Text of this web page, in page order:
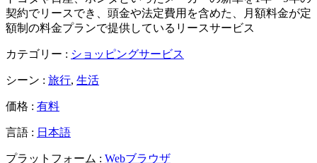
契約でリースでき、頭金や法定費用を含めた、月額料金が定
額制の料金プランで提供しているリースサービス
カテゴリー : ショッピングサービス
シーン : 旅行, 生活
価格 : 有料
言語 : 日本語
プラットフォーム : Webブラウザ